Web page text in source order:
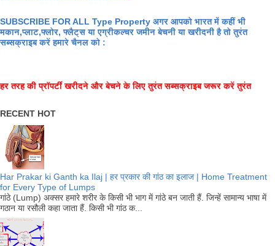
SUBSCRIBE FOR ALL Type Property अगर आपको भारत में कहीं भी
मकान,प्लाट,फ्लोर, फ्लैट्स या एग्रीकल्चर जमीन बेचनी या खरीदनी है तो तुरंत
सब्सक्राइब करें हमारे चैनल को :
हर तरह की प्रॉपर्टी खरीदने और बेचने के लिए तुरंत सब्सक्राइब जरूर करें तुरंत
RECENT HOT
Har Prakar ki Ganth ka Ilaj | हर प्रकार की गांठ का इलाज | Home Treatment
for Every Type of Lumps
गांठे (Lump) अक्सर हमारे शरीर के किसी भी भाग में गांठे बन जाती हैं. जिन्हें सामान्य भाषा में
गठान या रसौली कहा जाता हैं. किसी भी गांठ क...